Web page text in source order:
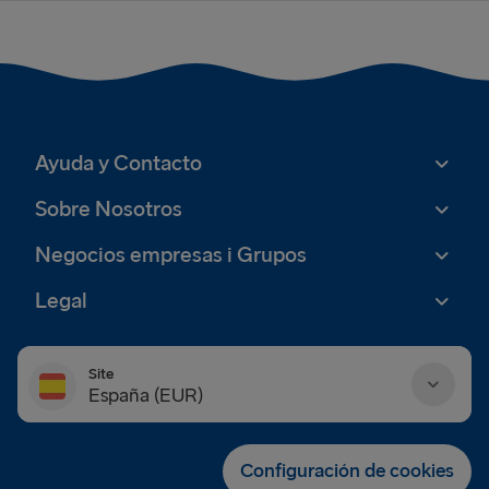
Ayuda y Contacto
Sobre Nosotros
Negocios empresas i Grupos
Legal
Site
España (EUR)
Configuración de cookies